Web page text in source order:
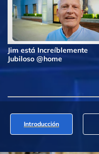
Jim está Increíblemente
Jubiloso @home
Introducción